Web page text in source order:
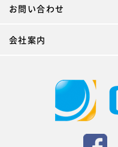
お問い合わせ
会社案内